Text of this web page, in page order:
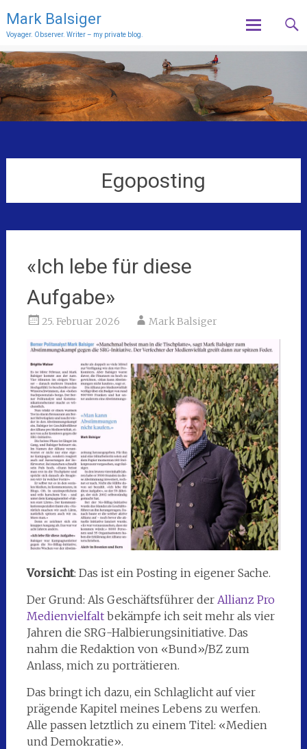
Mark Balsiger
Voyager. Observer. Writer – my private blog.
Egoposting
«Ich lebe für diese
Aufgabe»
25. Februar 2026 Mark Balsiger
Vorsicht: Das ist ein Posting in eigener Sache.
Der Grund: Als Geschäftsführer der Allianz Pro
Medienvielfaltbekämpfe ich seit mehr als vier
Jahren die SRG-Halbierungsinitiative. Das
nahm die Redaktion von «Bund»/BZ zum
Anlass, mich zu porträtieren.
Das bringt ich dazu, ein Schlaglicht auf vier
prägende Kapitel meines Lebens zu werfen.
Alle passen letztlich zu einem Titel: «Medien
und Demokratie».